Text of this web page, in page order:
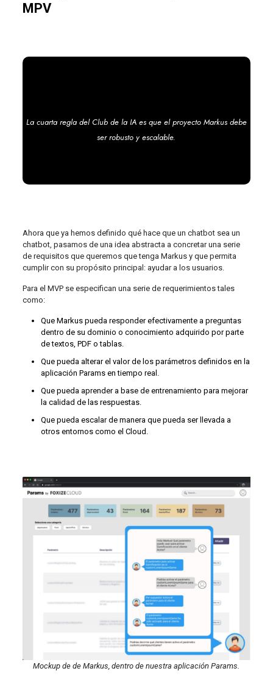
MPV
La cuarta regla del Club de la IA es que el proyecto Markus debe
ser robusto y escalable.
Ahora que ya hemos definido qué hace que un chatbot sea un
chatbot, pasamos de una idea abstracta a concretar una serie
de requisitos que queremos que tenga Markus y que permita
cumplir con su propósito principal: ayudar a los usuarios.
Para el MVP se especifican una serie de requerimientos tales
como:
Que Markus pueda responder efectivamente a preguntas
dentro de su dominio o conocimiento adquirido por parte
de textos, PDF o tablas.
Que pueda alterar el valor de los parámetros definidos en la
aplicación Params en tiempo real.
Que pueda aprender a base de entrenamiento para mejorar
la calidad de las respuestas.
Que pueda escalar de manera que pueda ser llevada a
otros entornos como el Cloud.
Mockup de de Markus, dentro de nuestra aplicación Params.